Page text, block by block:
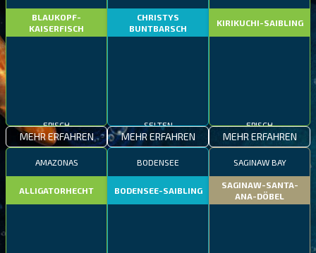
BLAUKOPF-
KAISERFISCH
MEHR ERFAHREN
CHRISTYS
BUNTBARSCH
MEHR ERFAHREN
KIRIKUCHI-SAIBLING
MEHR ERFAHREN
AMAZONAS
ALLIGATORHECHT
BODENSEE
BODENSEE-SAIBLING
SAGINAW BAY
SAGINAW-SANTA-
ANA-DÖBEL